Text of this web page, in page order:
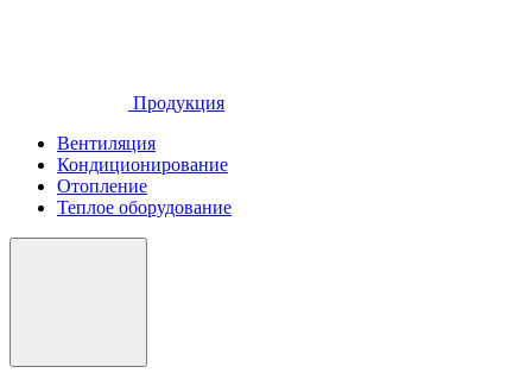
Продукция
Вентиляция
Кондиционирование
Отопление
Теплое оборудование